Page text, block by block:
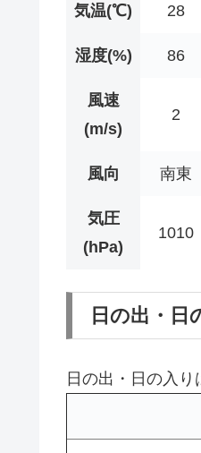
気温(℃) 28
湿度(%) 86
風速
(m/s)
2
風向 南東
気圧
(hPa)
1010
日の出・日
日の出・日の入り